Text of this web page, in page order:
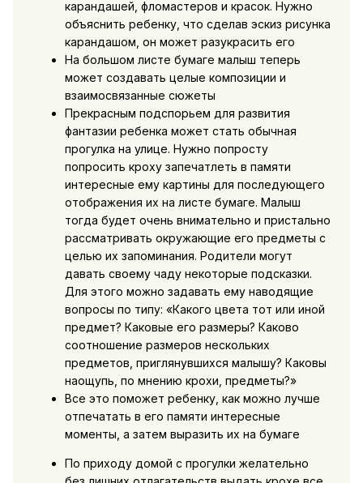
карандашей, фломастеров и красок. Нужно
объяснить ребенку, что сделав эскиз рисунка
карандашом, он может разукрасить его
На большом листе бумаге малыш теперь
может создавать целые композиции и
взаимосвязанные сюжеты
Прекрасным подспорьем для развития
фантазии ребенка может стать обычная
прогулка на улице. Нужно попросту
попросить кроху запечатлеть в памяти
интересные ему картины для последующего
отображения их на листе бумаге. Малыш
тогда будет очень внимательно и пристально
рассматривать окружающие его предметы с
целью их запоминания. Родители могут
давать своему чаду некоторые подсказки.
Для этого можно задавать ему наводящие
вопросы по типу: «Какого цвета тот или иной
предмет? Каковые его размеры? Каково
соотношение размеров нескольких
предметов, приглянувшихся малышу? Каковы
наощупь, по мнению крохи, предметы?»
Все это поможет ребенку, как можно лучше
отпечатать в его памяти интересные
моменты, а затем выразить их на бумаге
По приходу домой с прогулки желательно